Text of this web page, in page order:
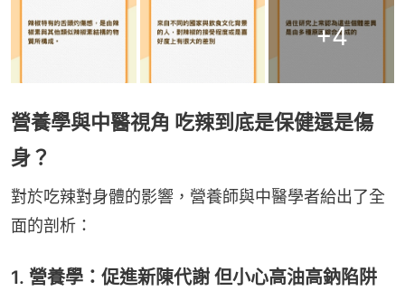
+4
營養學與中醫視角 吃辣到底是保健還是傷
身？
對於吃辣對身體的影響，營養師與中醫學者給出了全
面的剖析：
1. 營養學：促進新陳代謝 但小心高油高鈉陷阱